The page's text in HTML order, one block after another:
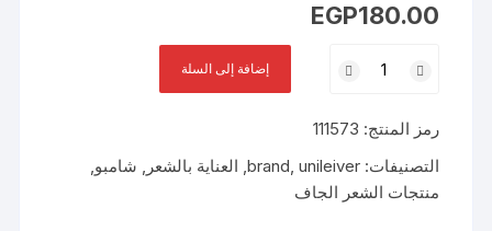
EGP180.00
DOVE
الزيوت
المغذية
للشعر
إضافة إلى السلة
رمز المنتج: 111573
التصنيفات:
brand, unileiver
, العناية بالشعر , شامبو,
منتجات الشعر الجاف